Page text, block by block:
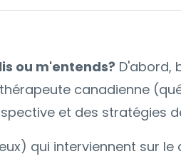
ou m'entends? D'abord,
canadienne
et des stratégies
qui interviennent sur